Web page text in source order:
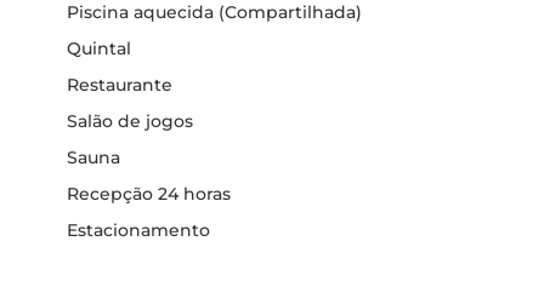
Piscina aquecida (Compartilhada)
Quintal
Restaurante
Salão de jogos
Sauna
Recepção 24 horas
Estacionamento